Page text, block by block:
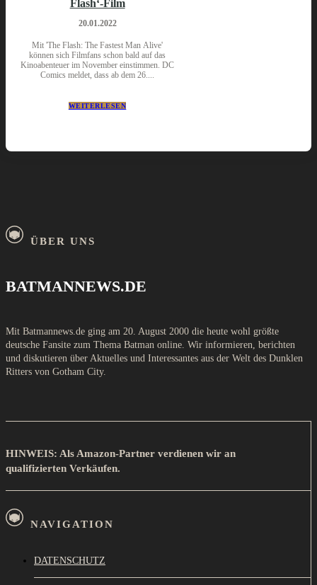
Flash‘-Film
20.01.2022
Mit 'The Flash: The Fastest Man Alive'
können sich Filmfans schon bald auf das
Kinoabenteuer im November einstimmen. DC
Comics meldet, dass ab dem 26....
WEITERLESEN
ÜBER UNS
BATMANNEWS.DE
Mit Batmannews.de ging am 20. August 2000 die heute wohl größte
deutsche Fansite zum Thema Batman online. Wir informieren, berichten
und diskutieren über Aktuelles und Interessantes aus der Welt des Dunklen
Ritters von Gotham City.
HINWEIS: Als Amazon-Partner verdienen wir an
qualifizierten Verkäufen.
NAVIGATION
DATENSCHUTZ